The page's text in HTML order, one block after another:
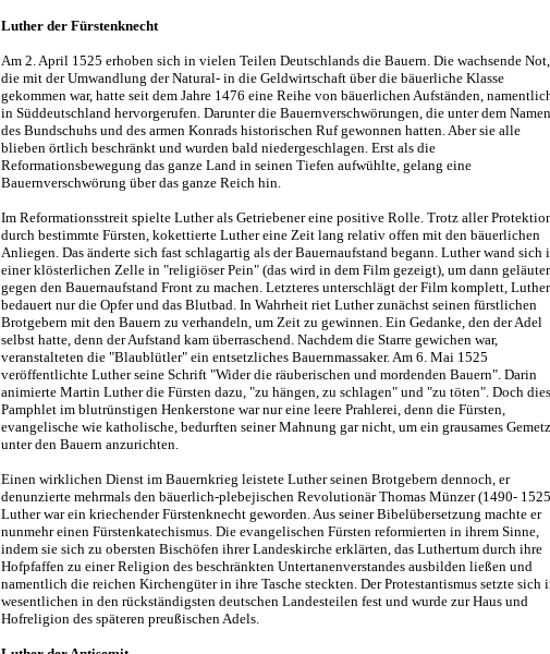
Luther der Fürstenknecht
Am 2. April 1525 erhoben sich in vielen Teilen Deutschlands die Bauern. Die wachsende Not,
die mit der Umwandlung der Natural- in die Geldwirtschaft über die bäuerliche Klasse
gekommen war, hatte seit dem Jahre 1476 eine Reihe von bäuerlichen Aufständen,
in Süddeutschland hervorgerufen. Darunter die Bauernverschwörungen, die unter dem Namen
des Bundschuhs und des armen Konrads historischen Ruf gewonnen hatten. Aber sie alle
blieben örtlich beschränkt und wurden bald niedergeschlagen. Erst als die
Reformationsbewegung das ganze Land in seinen Tiefen aufwühlte, gelang eine
Bauernverschwörung über das ganze Reich hin.
Im Reformationsstreit spielte Luther als Getriebener eine positive Rolle. Trotz aller
durch bestimmte Fürsten, kokettierte Luther eine Zeit lang relativ offen mit den bäuerlichen
Anliegen. Das änderte sich fast schlagartig als der Bauernaufstand begann. Luther wand sich
einer klösterlichen Zelle in "religiöser Pein" (das wird in dem Film gezeigt), um dann
gegen den Bauernaufstand Front zu machen. Letzteres unterschlägt der Film komplett, Luther
bedauert nur die Opfer und das Blutbad. In Wahrheit riet Luther zunächst seinen fürstlichen
Brotgebern mit den Bauern zu verhandeln, um Zeit zu gewinnen. Ein Gedanke, den der Adel
selbst hatte, denn der Aufstand kam überraschend. Nachdem die Starre gewichen war,
veranstalteten die "Blaublütler" ein entsetzliches Bauernmassaker. Am 6. Mai 1525
veröffentlichte Luther seine Schrift "Wider die räuberischen und mordenden Bauern". Darin
animierte Martin Luther die Fürsten dazu, "zu hängen, zu schlagen" und "zu töten". Doch
Pamphlet im blutrünstigen Henkerstone war nur eine leere Prahlerei, denn die Fürsten,
evangelische wie katholische, bedurften seiner Mahnung gar nicht, um ein grausames
unter den Bauern anzurichten.
Einen wirklichen Dienst im Bauernkrieg leistete Luther seinen Brotgebern dennoch, er
denunzierte mehrmals den bäuerlich-plebejischen Revolutionär Thomas Münzer (1490-
Luther war ein kriechender Fürstenknecht geworden. Aus seiner Bibelübersetzung machte er
nunmehr einen Fürstenkatechismus. Die evangelischen Fürsten reformierten in ihrem Sinne,
indem sie sich zu obersten Bischöfen ihrer Landeskirche erklärten, das Luthertum durch ihre
Hofpfaffen zu einer Religion des beschränkten Untertanenverstandes ausbilden ließen und
namentlich die reichen Kirchengüter in ihre Tasche steckten. Der Protestantismus setzte sich
wesentlichen in den rückständigsten deutschen Landesteilen fest und wurde zur Haus und
Hofreligion des späteren preußischen Adels.